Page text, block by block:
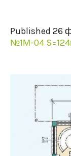
Published 26
№1М-04